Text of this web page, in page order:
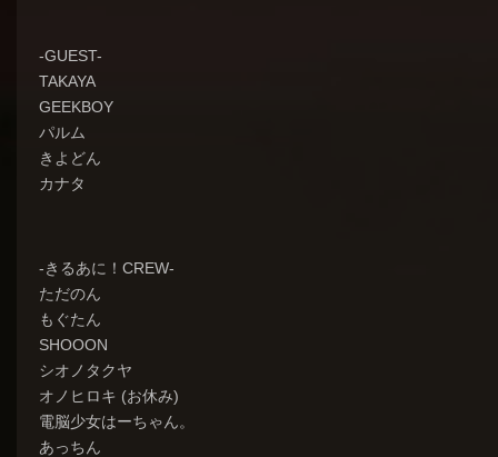
-GUEST-
TAKAYA
GEEKBOY
パルム
きよどん
カナタ
-きるあに！CREW-
ただのん
もぐたん
SHOOON
シオノタクヤ
オノヒロキ (お休み)
電脳少女はーちゃん。
あっちん